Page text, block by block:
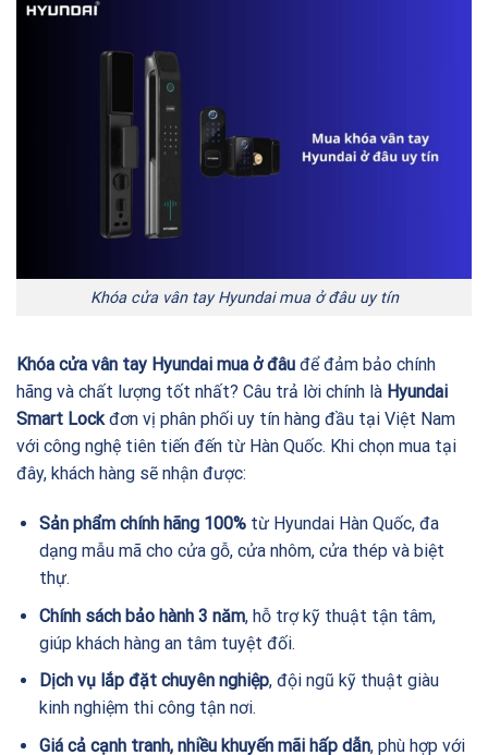
Khóa cửa vân tay Hyundai mua ở đâu uy tín
Khóa cửa vân tay Hyundai mua ở đâu để đảm bảo chính
hãng và chất lượng tốt nhất? Câu trả lời chính là Hyundai
Smart Lockđơn vị phân phối uy tín hàng đầu tại Việt Nam
với công nghệ tiên tiến đến từ Hàn Quốc. Khi chọn mua tại
đây, khách hàng sẽ nhận được:
Sản phẩm chính hãng 100%từ Hyundai Hàn Quốc, đa
dạng mẫu mã cho cửa gỗ, cửa nhôm, cửa thép và biệt
thự.
Chính sách bảo hành 3 năm, hỗ trợ kỹ thuật tận tâm,
giúp khách hàng an tâm tuyệt đối.
Dịch vụ lắp đặt chuyên nghiệp, đội ngũ kỹ thuật giàu
kinh nghiệm thi công tận nơi.
Giá cả cạnh tranh, nhiều khuyến mãi hấp dẫn, phù hợp với